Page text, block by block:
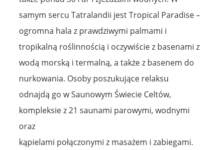
samym sercu Tatralandii jest Tropical Paradise –
ogromna hala z prawdziwymi palmami i
tropikalną roślinnością i oczywiście z basenami z
wodą morską i termalną, a także z basenem do
nurkowania. Osoby poszukujące relaksu
odnajdą go w Saunowym Świecie Celtów,
kompleksie z 21 saunami parowymi, wodnymi
oraz
kąpielami połączonymi z masażem i zabiegami.